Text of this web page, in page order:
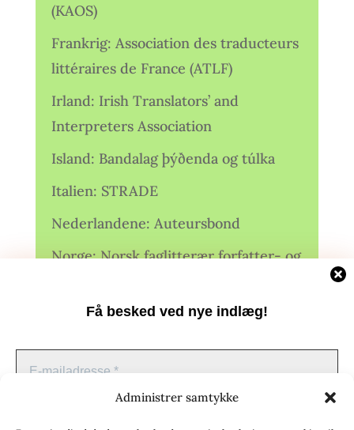
Administrer samtykke
Få besked ved nye indlæg!
(KAOS)
Frankrig: Association des traducteurs
littéraires de France (ATLF)
Irland: Irish Translators’ and
Interpreters Association
Island: Bandalag þýðenda og túlka
Italien: STRADE
Nederlandene: Auteursbond
Norge: Norsk faglitterær forfatter- og
Norge: Norsk Oversetterforening
Polen: Stowarzyszenie Tłumaczy
Literatury
Storbritannien: Translators